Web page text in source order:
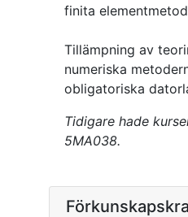
finita
Tillämpning av
numeriska
obligatoriska
Tidigare hade
5MA038.